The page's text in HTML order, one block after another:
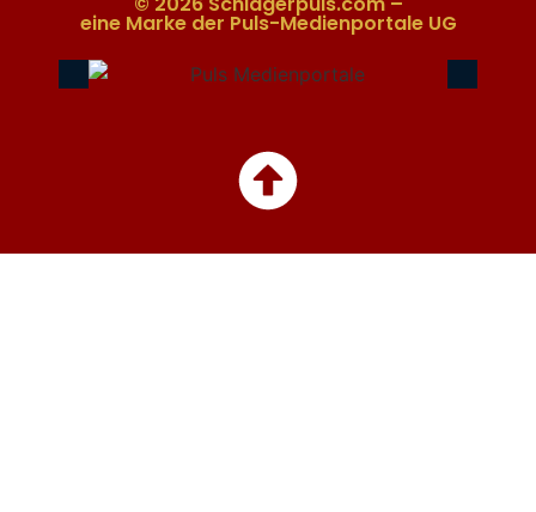
eine Marke der Puls-Medienportale UG​